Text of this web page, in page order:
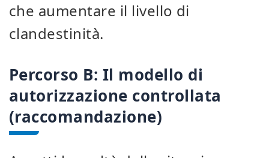
che aumentare il livello di
clandestinità.
Percorso B: Il modello di
autorizzazione controllata
(raccomandazione)